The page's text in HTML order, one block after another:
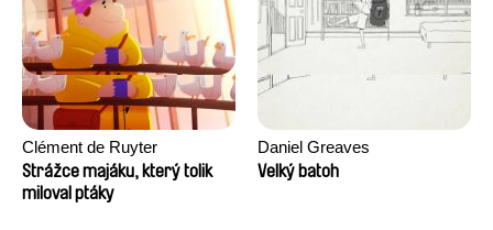
Clément de Ruyter
Strážce majáku, který tolik
miloval ptáky
Daniel Greaves
Velký batoh